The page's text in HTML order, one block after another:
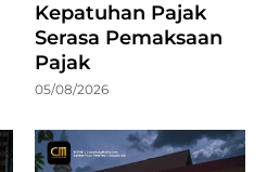
Kepatuhan Pajak
Serasa Pemaksaan
Pajak
05/08/2026